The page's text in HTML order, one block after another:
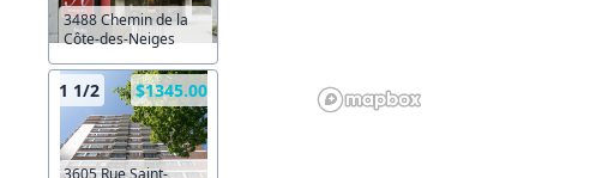
3488 Chemin de la
Côte-des-Neiges
1 1/2 $1345.00